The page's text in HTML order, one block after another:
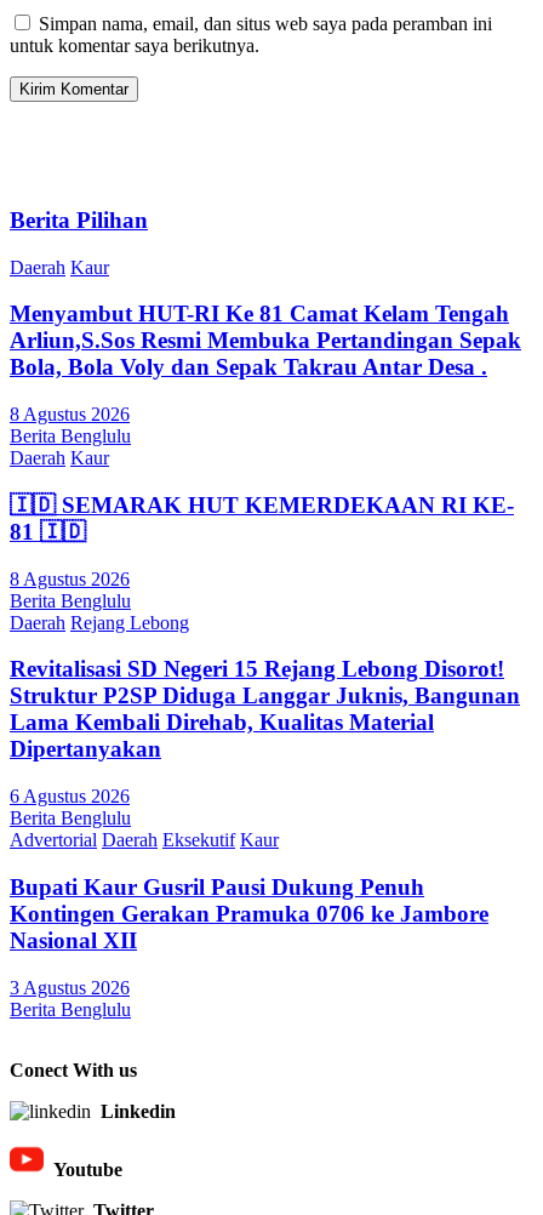
Simpan nama, email, dan situs web saya pada peramban ini
untuk komentar saya berikutnya.
Berita Pilihan
Daerah Kaur
Menyambut HUT-RI Ke 81 Camat Kelam Tengah
Arliun,S.Sos Resmi Membuka Pertandingan Sepak
Bola, Bola Voly dan Sepak Takrau Antar Desa .
8 Agustus 2026
Berita Benglulu
Daerah Kaur
🇮🇩 SEMARAK HUT KEMERDEKAAN RI KE-
81 🇮🇩
8 Agustus 2026
Berita Benglulu
Daerah Rejang Lebong
Revitalisasi SD Negeri 15 Rejang Lebong Disorot!
Struktur P2SP Diduga Langgar Juknis, Bangunan
Lama Kembali Direhab, Kualitas Material
Dipertanyakan
6 Agustus 2026
Berita Benglulu
Advertorial Daerah Eksekutif Kaur
Bupati Kaur Gusril Pausi Dukung Penuh
Kontingen Gerakan Pramuka 0706 ke Jambore
Nasional XII
3 Agustus 2026
Berita Benglulu
Conect With us
Linkedin
Youtube
Twitter